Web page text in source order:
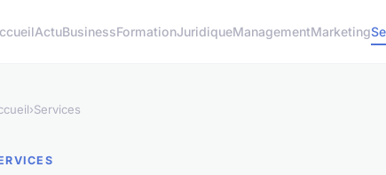
ActuBusinessFormationJuridiqueManagementMarketing
›Services